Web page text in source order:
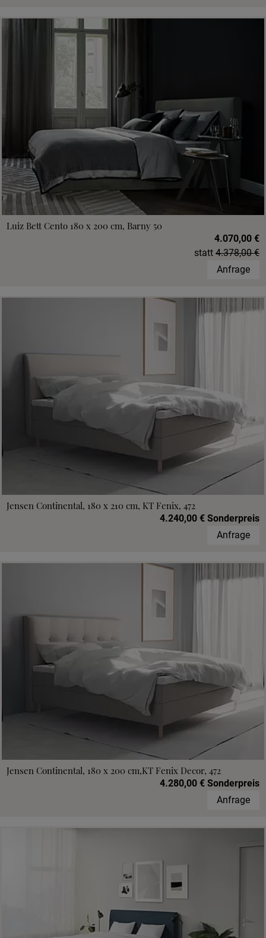
Luiz Bett Cento 180 x 200 cm, Barny 50
4.070,00 €
statt 4.378,00 €
Anfrage
Jensen Continental, 180 x 210 cm, KT Fenix, 472
4.240,00 € Sonderpreis
Anfrage
Jensen Continental, 180 x 200 cm,KT Fenix Decor, 472
4.280,00 € Sonderpreis
Anfrage